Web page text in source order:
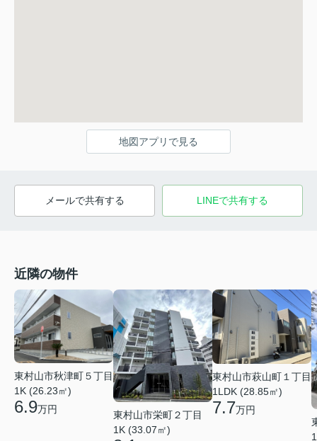
地図アプリで見る
メールで共有する LINEで共有する
近隣の物件
東村山市秋津町５丁目
1K (26.23㎡)
6.9万円
東村山市栄町２丁目
1K (33.07㎡)
東村山市萩山町１丁目
1LDK (28.85㎡)
7.7万円